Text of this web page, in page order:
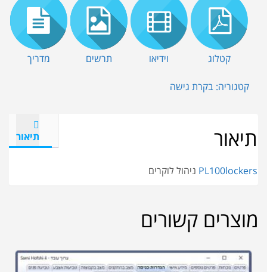
קטלוג וידיאו תרשים מדריך
קטגוריה: בקרת גישה
תיאור תיאור
PL100lockers ניהול לוקרים
מוצרים קשורים